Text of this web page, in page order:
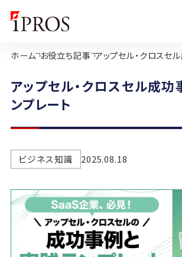
ホーム お役立ち記事 アップセル・クロスセ
アップセル・クロスセル成功
ンプレート
ビジネス知識 2025.08.18